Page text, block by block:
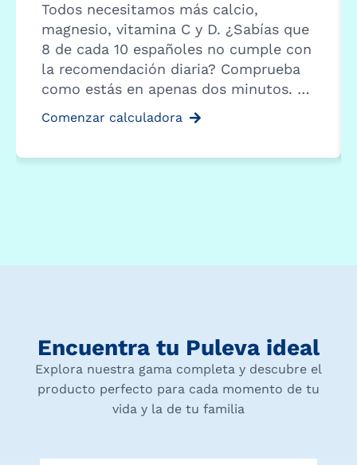
Todos necesitamos más calcio,
magnesio, vitamina C y D. ¿Sabías que
8 de cada 10 españoles no cumple con
la recomendación diaria? Comprueba
como estás en apenas dos minutos. …
Comenzar calculadora
Encuentra tu Puleva ideal
Explora nuestra gama completa y descubre el
producto perfecto para cada momento de tu
vida y la de tu familia